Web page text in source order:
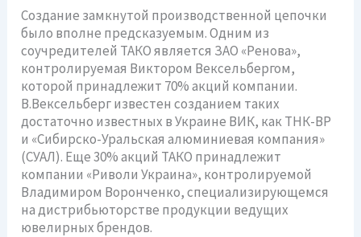
Создание замкнутой производственной цепочки
было вполне предсказуемым. Одним из
соучредителей ТАКО является ЗАО «Ренова»,
контролируемая Виктором Вексельбергом,
которой принадлежит 70% акций компании.
В.Вексельберг известен созданием таких
достаточно известных в Украине ВИК, как ТНК-ВР
и «Сибирско-Уральская алюминиевая компания»
(СУАЛ). Еще 30% акций ТАКО принадлежит
компании «Риволи Украина», контролируемой
Владимиром Воронченко, специализирующемся
на дистрибьюторстве продукции ведущих
ювелирных брендов.